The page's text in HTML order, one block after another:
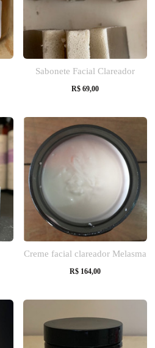
Sabonete Facial Clareador
R$ 69,00
Creme facial clareador Melasma
R$ 164,00